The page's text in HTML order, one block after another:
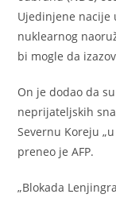
Ujedinjene nacije
nuklearnog
bi mogle da
On je dodao da
neprijateljskih
Severnu Koreju
preneo je AFP.
„Blokada